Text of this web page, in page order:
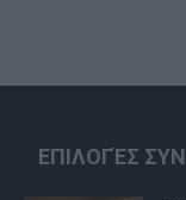
ΕΠΙΛΟΓΈΣ